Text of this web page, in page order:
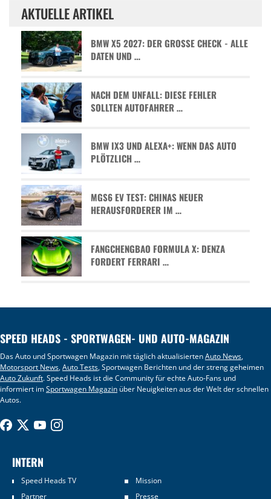
AKTUELLE ARTIKEL
BMW X5 2027: DER GROSSE CHECK - ALLE D
ATEN UND …
NACH DEM UNFALL: DIESE FEHLER
SOLLTEN AUTOFAHRER …
BMW IX3 UND ALEXA+: WENN DAS AUTO
PLÖTZLICH …
MGS6 EV TEST: CHINAS NEUER
HERAUSFORDERER IM …
FANGCHENGBAO FORMULA X: DENZA
FORDERT FERRARI …
SPEED HEADS - SPORTWAGEN- UND AUTO-MAGAZIN
Das Auto und Sportwagen Magazin mit täglich aktualisiertenAuto News,
Motorsport News,Auto Tests, Sportwagen Berichten und der streng geheimen
Auto Zukunft. Speed Heads ist die Community für echte Auto-Fans und
informiert imSportwagen Magazin über Neuigkeiten aus der Welt der schnellen
Autos.
INTERN
Speed Heads TV
Mission
Partner
Presse